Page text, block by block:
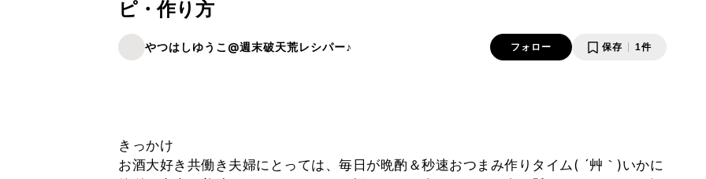
ピ・作り方
やつはしゆうこ@週末破天荒レシパー♪ フォロー 保存 1件
きっかけ
お酒大好き共働き夫婦にとっては、毎日が晩酌＆秒速おつまみ作りタイム( ´艸｀)いかに